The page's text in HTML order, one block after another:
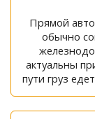
Прямой
обычно
актуальны
пути груз